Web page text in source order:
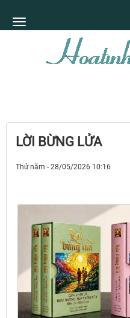
LỜI BỪNG LỬA
Thứ năm - 28/05/2026 10:16